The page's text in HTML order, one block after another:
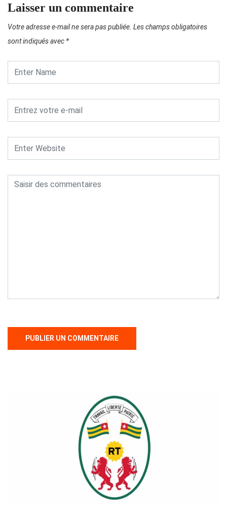
Laisser un commentaire
Votre adresse e-mail ne sera pas publiée. Les champs obligatoires
sont indiqués avec *